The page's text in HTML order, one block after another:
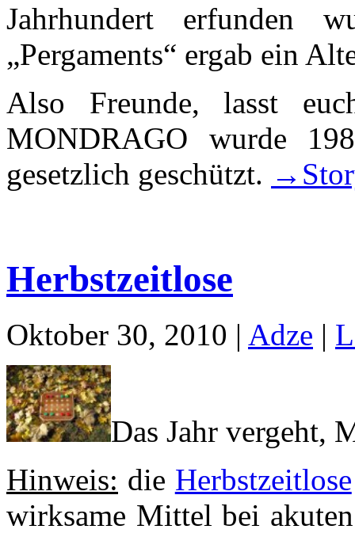
Jahrhundert erfunden
„Pergaments“ ergab ein
Also Freunde, lasst
MONDRAGO wurde
gesetzlich geschützt.
Herbstzeitlose
Oktober 30, 2010 | Adze |
Das Jahr vergeht,
Hinweis: die Herbstzeitlose
wirksame Mittel bei